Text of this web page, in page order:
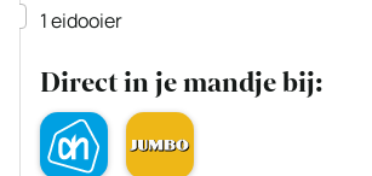
▢
1eidooier
Direct in je mandje bij: